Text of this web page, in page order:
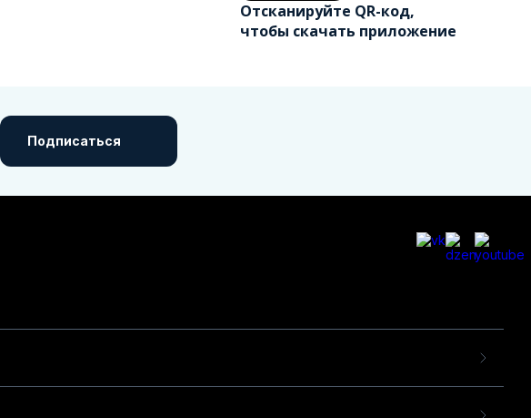
Отсканируйте QR-код,
чтобы скачать приложение
Подписаться